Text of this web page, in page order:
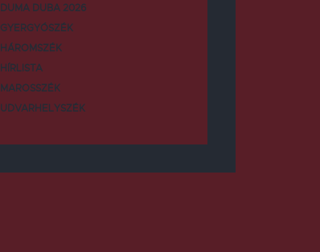
DUMA DUBA 2026
GYERGYÓSZÉK
HÁROMSZÉK
HÍRLISTA
MAROSSZÉK
UDVARHELYSZÉK